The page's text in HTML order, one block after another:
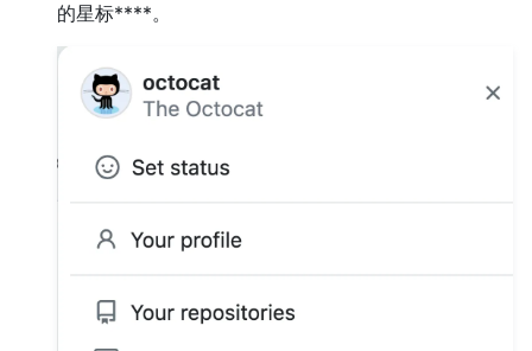
的星标****。